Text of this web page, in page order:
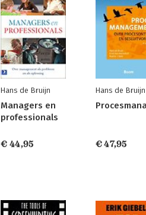
Hans de Bruijn
Managers en
professionals
€ 44,95
Hans de Bruijn
€ 47,95